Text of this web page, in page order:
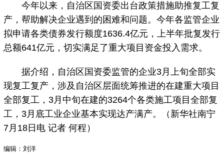
今年以来，自治区国资委出台政策措施助推复工复
产，帮助解决企业遇到的困难和问题。今年各监管企业
拟申请各类债券发行额度1636.4亿元，上半年批复发行
总额641亿元，切实满足了重大项目资金投入需求。
据介绍，自治区国资委监管的企业3月上旬全部实
现复工复产，涉及自治区层面统筹推进的在建重大项目
全部复工，3月中旬在建的3264个各类施工项目全部复
工，3月底工业企业基本实现达产满产。（新华社南宁
7月18日电 记者 何程）
编辑：刘洋